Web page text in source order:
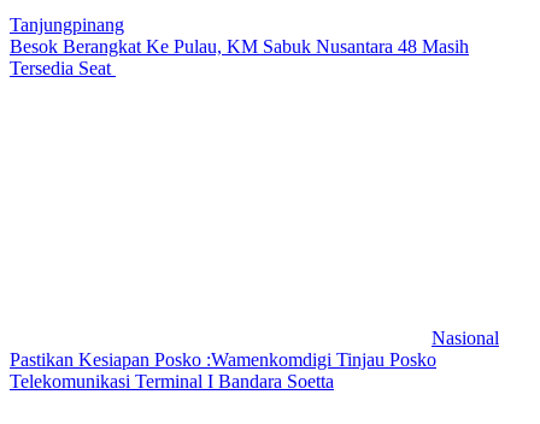
Tanjungpinang
Besok Berangkat Ke Pulau, KM Sabuk Nusantara 48 Masih
Tersedia Seat
Nasional
Pastikan Kesiapan Posko :Wamenkomdigi Tinjau Posko
Telekomunikasi Terminal I Bandara Soetta